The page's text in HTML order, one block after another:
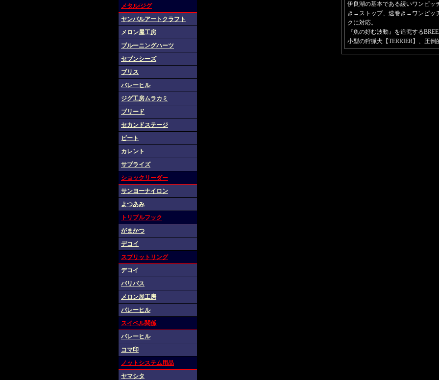
メタル/ジグ
ヤンバルアートクラフト
メロン屋工房
ブルーニングハーツ
セブンシーズ
ブリス
バレーヒル
ジグ工房ムラカミ
ブリード
セカンドステージ
ビート
カレント
サプライズ
ショックリーダー
サンヨーナイロン
よつあみ
トリプルフック
がまかつ
デコイ
スプリットリング
デコイ
バリバス
メロン屋工房
バレーヒル
スイベル関係
バレーヒル
コマ印
ノットシステム用品
ヤマシタ
伊良湖の基本である緩いワンピッ
き→ストップ、速巻き→ワンピッ
クに対応。
『魚の好む波動』を追究する
小型の狩猟犬【TERRIER】、圧倒